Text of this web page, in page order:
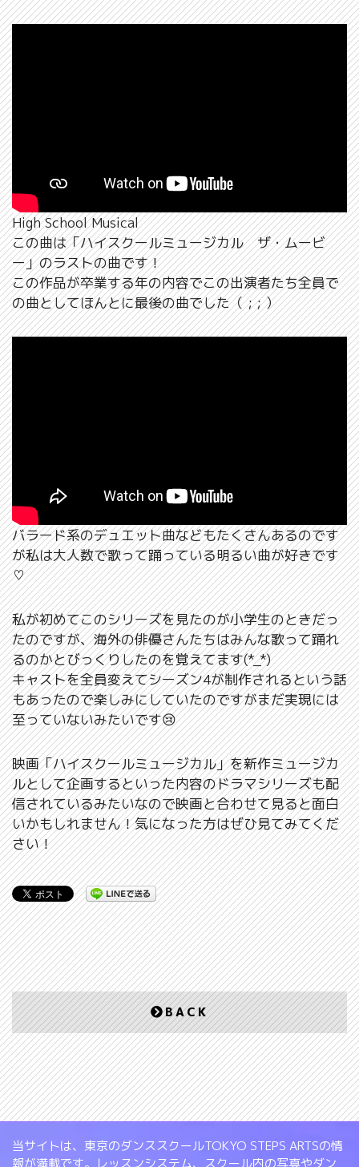
High School Musical
この曲は「ハイスクールミュージカル ザ・ムービ
ー」のラストの曲です！
この作品が卒業する年の内容でこの出演者たち全員で
の曲としてほんとに最後の曲でした（ ; ; ）
バラード系のデュエット曲などもたくさんあるのです
が私は大人数で歌って踊っている明るい曲が好きです
♡
私が初めてこのシリーズを見たのが小学生のときだっ
たのですが、海外の俳優さんたちはみんな歌って踊れ
るのかとびっくりしたのを覚えてます(*_*)
キャストを全員変えてシーズン4が制作されるという話
もあったので楽しみにしていたのですがまだ実現には
至っていないみたいです😢
映画「ハイスクールミュージカル」を新作ミュージカ
ルとして企画するといった内容のドラマシリーズも配
信されているみたいなので映画と合わせて見ると面白
いかもしれません！気になった方はぜひ見てみてくだ
さい！
BACK
当サイトは、東京のダンススクールTOKYO STEPS ARTSの情
報が満載です。レッスンシステム、スクール内の写真やダン